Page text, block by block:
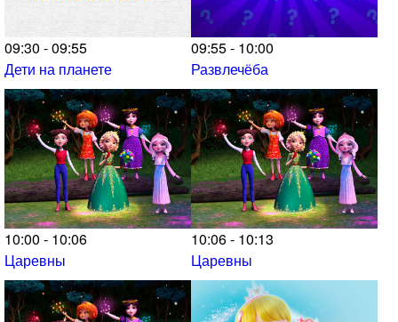
09:30 - 09:55
Дети на планете
09:55 - 10:00
Развлечёба
10:00 - 10:06
Царевны
10:06 - 10:13
Царевны